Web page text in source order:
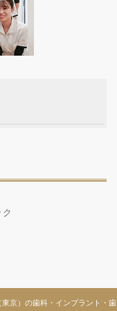
京）の歯科・インプラント・歯